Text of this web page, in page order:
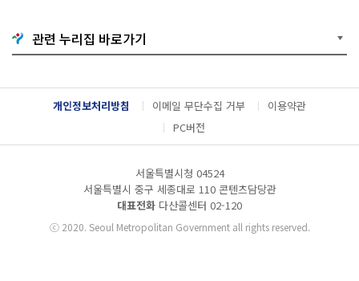
기
G
o
g
l
e
e
서
다
운
관련 누리집 바로가기
개인정보처리방침 이메일 무단수집 거부
이용약관
PC버전
서울특별시청 04524
서울특별시 중구 세종대로 110 콘텐츠담당관
대표전화 다산콜센터 02-120
ⓒ2020. Seoul Metropolitan Government all rights reserved.